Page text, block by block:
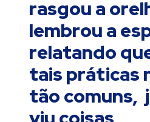
rasgou a
lembrou a
relatando
tais práticas
tão comuns,